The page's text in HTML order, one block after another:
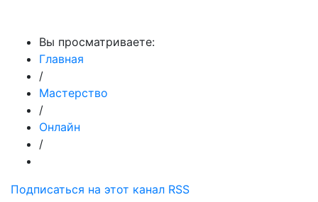
Вы просматриваете:
Главная
/
Мастерство
/
Онлайн
/
Подписаться на этот канал RSS